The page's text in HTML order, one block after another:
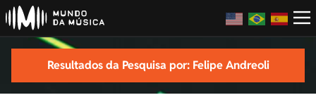
Resultados da Pesquisa por: Felipe Andreoli